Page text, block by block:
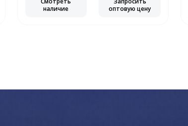
наличие
оптовую цену